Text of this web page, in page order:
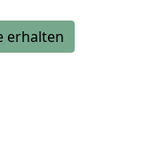
erhalten